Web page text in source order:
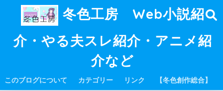
冬色工房 Web小説紹
介・やる夫スレ紹介・アニメ紹
介など
このブログについて カテゴリー リンク 【冬色創作総合】